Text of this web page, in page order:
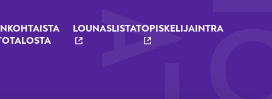
LOUNASLISTATOPISKELIJAINTRA